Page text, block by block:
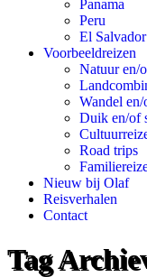
Panama
Peru
El Salvador
Voorbeeldreizen
Natuur en/
Wandel
Duik en/of
Road trips
Nieuw bij Olaf
Reisverhalen
Contact
Tag